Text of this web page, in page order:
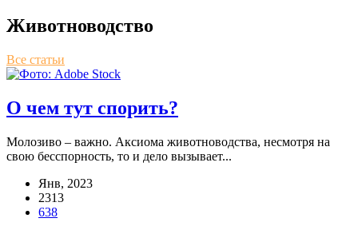
Животноводство
Все статьи
О чем тут спорить?
Моло­зи­во – важ­но. Акси­о­ма живот­но­вод­ства, несмот­ря на
свою бес­спор­ность, то и дело вызы­ва­ет...
Янв, 2023
2313
638